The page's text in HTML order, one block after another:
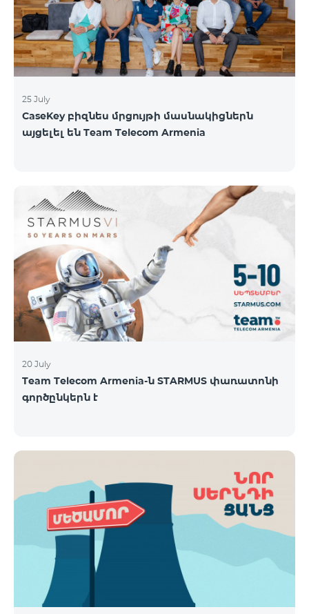
գնահատել են՝ ըստ EWC-ի միջազգային
գնահատման ստանդարտների։ EWC մրցույթի
ազգային կիսաեզրափակիչը կանցկացվի
օգոստոսի 1-ին և 2-ին։ Կանխատեսվում է
25 July
CaseKey բիզնես մրցույթի մասնակիցներն
այցելել են Team Telecom Armenia
20 July
Team Telecom Armenia-ն STARMUS փառատոնի
գործընկերն է